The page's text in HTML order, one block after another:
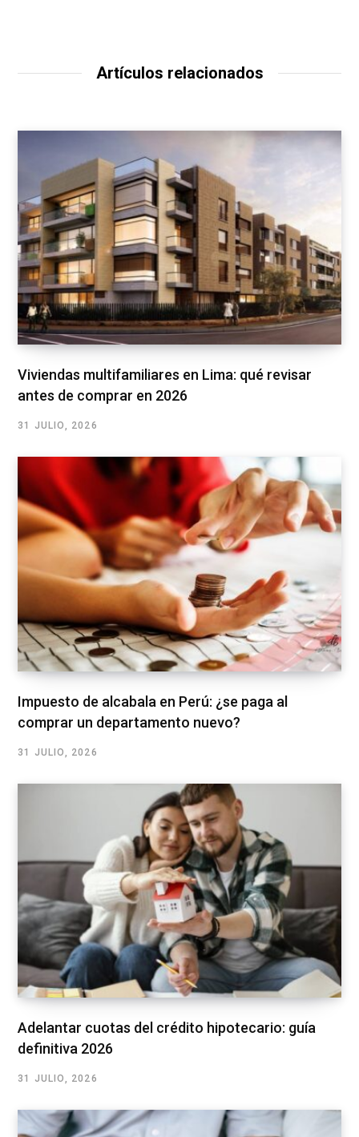
Artículos relacionados
Viviendas multifamiliares en Lima: qué revisar
antes de comprar en 2026
31 JULIO, 2026
Impuesto de alcabala en Perú: ¿se paga al
comprar un departamento nuevo?
31 JULIO, 2026
Adelantar cuotas del crédito hipotecario: guía
definitiva 2026
31 JULIO, 2026